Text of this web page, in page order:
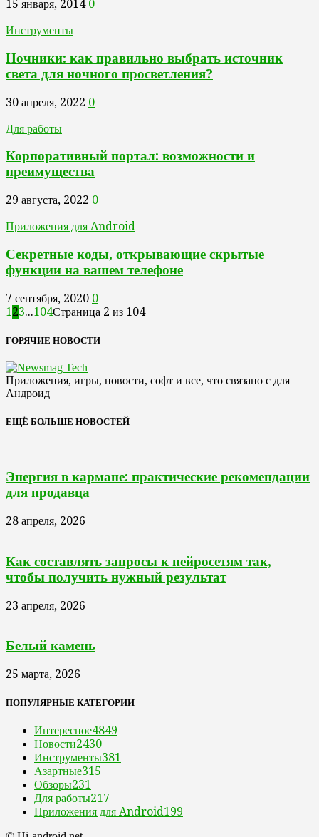
15 января, 2014 0
Инструменты
Ночники: как правильно выбрать источник
света для ночного просветления?
30 апреля, 2022 0
Для работы
Корпоративный портал: возможности и
преимущества
29 августа, 2022 0
Приложения для Android
Секретные коды, открывающие скрытые
функции на вашем телефоне
7 сентября, 2020 0
1 23...104Страница 2 из 104
ГОРЯЧИЕ НОВОСТИ
Приложения, игры, новости, софт и все, что связано с для
Андроид
ЕЩЁ БОЛЬШЕ НОВОСТЕЙ
Энергия в кармане: практические рекомендации
для продавца
28 апреля, 2026
Как составлять запросы к нейросетям так,
чтобы получить нужный результат
23 апреля, 2026
Белый камень
25 марта, 2026
ПОПУЛЯРНЫЕ КАТЕГОРИИ
Интересное4849
Новости2430
Инструменты381
Азартные315
Обзоры231
Для работы217
Приложения для Android199